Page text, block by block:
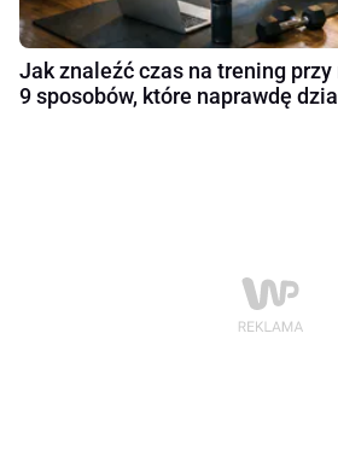
Jak znaleźć czas na trening
9 sposobów, które naprawdę